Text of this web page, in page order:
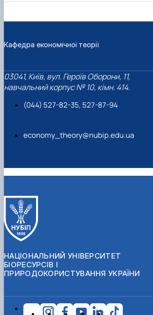
Кафедра економічної теорії
03041, Київ, вул. Героїв Оборони, 11,
навчальний корпус № 10, кімн. 414.
(044) 527-82-35, 527-87-94
economy_theory@nubip.edu.ua
НАЦІОНАЛЬНИЙ УНІВЕРСИТЕТ
БІОРЕСУРСІВ І
ПРИРОДОКОРИСТУВАННЯ УКРАЇНИ